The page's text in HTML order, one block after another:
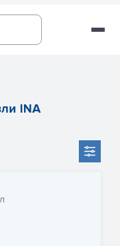
INA